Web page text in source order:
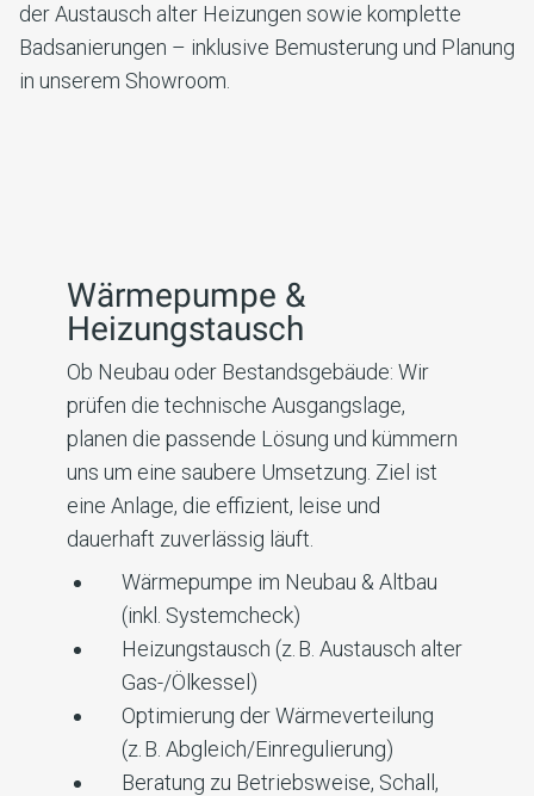
der Austausch alter Heizungen sowie komplette
Badsanierungen – inklusive Bemusterung und Planung
in unserem Showroom.
Wärmepumpe &
Heizungstausch
Ob Neubau oder Bestandsgebäude: Wir
prüfen die technische Ausgangslage,
planen die passende Lösung und kümmern
uns um eine saubere Umsetzung. Ziel ist
eine Anlage, die effizient, leise und
dauerhaft zuverlässig läuft.
Wärmepumpe im Neubau & Altbau
(inkl. Systemcheck)
Heizungstausch (z. B. Austausch alter
Gas-/Ölkessel)
Optimierung der Wärmeverteilung
(z. B. Abgleich/Einregulierung)
Beratung zu Betriebsweise, Schall,